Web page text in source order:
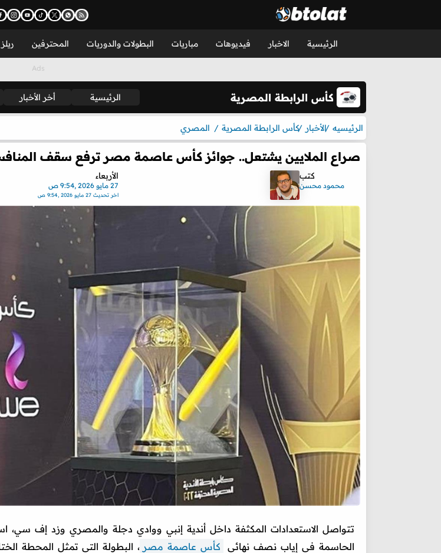
الرئيسية الاخبار فيديوهات مباريات البطولات والدوريات المحترفين
كأس الرابطة المصرية الرئيسية أخر الأخبار
الرئيسيه الأخبار كأس الرابطة المصرية المصري
صراع الملايين يشتعل.. جوائز كأس عاصمة مصر ترفع سقف
كتب
محمود محسن
الأربعاء
27 مايو 2026 ,9:54 ص
اخر تحديث 27 مايو 2026 ,9:54 ص
تتواصل الاستعدادات المكثفة داخل أندية إنبي ووادي دجلة والمصري وزد إف سي،
الحاسمة في إياب نصف نهائي
كأس عاصمة مصر ، البطولة التي تمثل المحطة